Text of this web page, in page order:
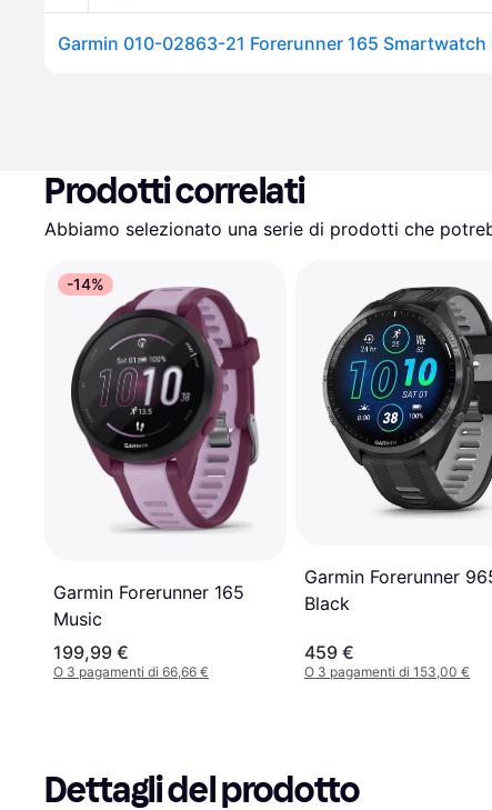
Prodotti correlati
Abbiamo selezionato una serie di prodotti che
-14%
Garmin Forerunner 165
Music
199,99 €
O 3 pagamenti di 66,66 €
Garmin Forerunner
Black
459 €
O 3 pagamenti di 153,00 €
Dettagli del prodotto